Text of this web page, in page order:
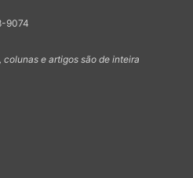
9074
e artigos são de inteira